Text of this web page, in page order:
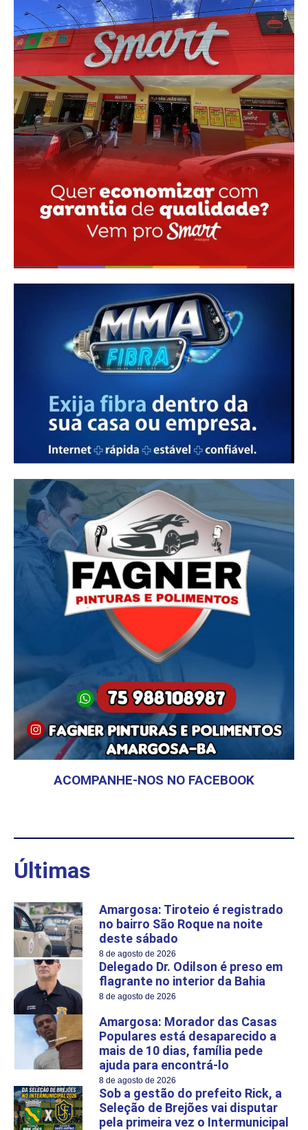
ACOMPANHE-NOS NO FACEBOOK
Últimas
Amargosa: Tiroteio é registrado
no bairro São Roque na noite
deste sábado
8 de agosto de 2026
Delegado Dr. Odilson é preso em
flagrante no interior da Bahia
8 de agosto de 2026
Amargosa: Morador das Casas
Populares está desaparecido a
mais de 10 dias, família pede
ajuda para encontrá-lo
8 de agosto de 2026
Sob a gestão do prefeito Rick, a
Seleção de Brejões vai disputar
pela primeira vez o Intermunicipal